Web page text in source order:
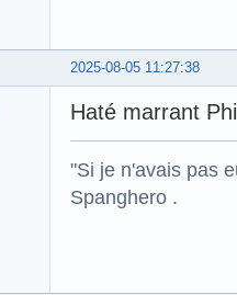
2025-08-05 11:27:38
Haté marrant
"Si je n'avais pas
Spanghero .